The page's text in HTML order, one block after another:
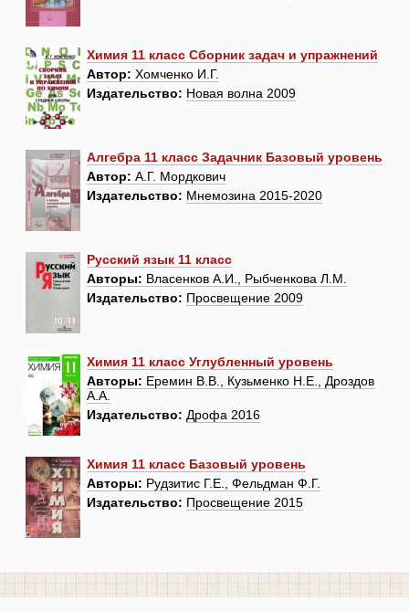
Химия 11 класс Сборник задач и упражнений
Автор: Хомченко И.Г.
Издательство: Новая волна 2009
Алгебра 11 класс Задачник Базовый уровень
Автор: А.Г. Мордкович
Издательство: Мнемозина 2015-2020
Русский язык 11 класс
Авторы: Власенков А.И., Рыбченкова Л.М.
Издательство: Просвещение 2009
Химия 11 класс Углубленный уровень
Авторы: Еремин В.В., Кузьменко Н.Е., Дроздов
А.А.
Издательство: Дрофа 2016
Химия 11 класс Базовый уровень
Авторы: Рудзитис Г.Е., Фельдман Ф.Г.
Издательство: Просвещение 2015